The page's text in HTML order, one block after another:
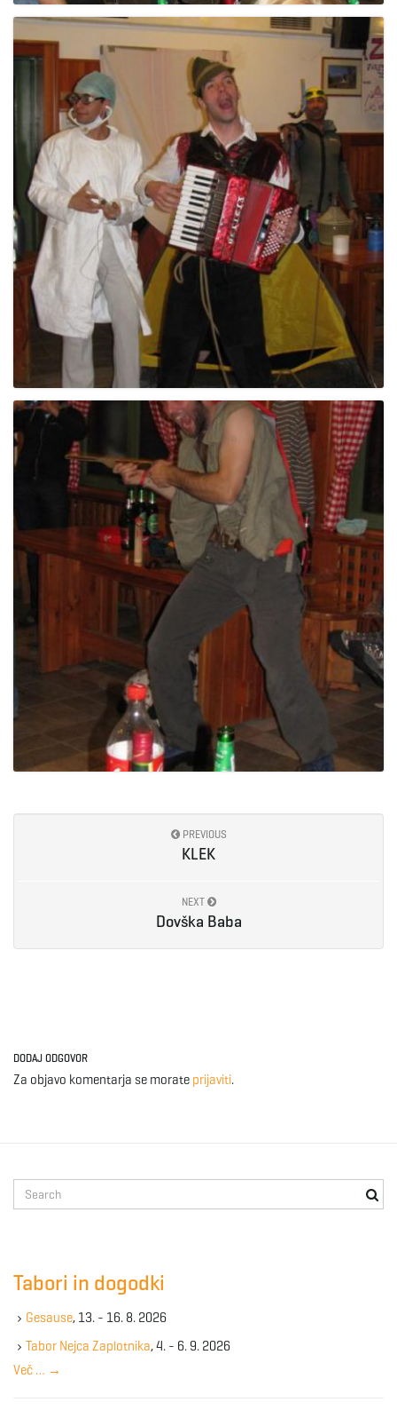
i
n
PREVIOUS
KLEK
NEXT
Dovška Baba
DODAJ ODGOVOR
Za objavo komentarja se morate prijaviti.
e
e
y
w
r
Tabori in dogodki
Gesause, 13. - 16. 8. 2026
Tabor Nejca Zaplotnika, 4. - 6. 9. 2026
Več … →